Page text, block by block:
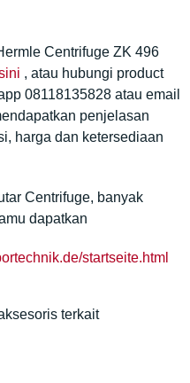
Centrifuge ZK 496
, atau hubungi product
08118135828 atau email
penjelasan
harga dan ketersediaan
Centrifuge, banyak
dapatkan
startseite.html
terkait